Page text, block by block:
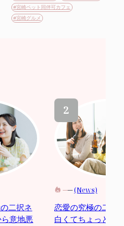
#宮崎ペット同伴可カフェ
#宮崎グルメ
二択ネ
意地悪
(News)
恋愛の究極の二択
白くてちょっと際